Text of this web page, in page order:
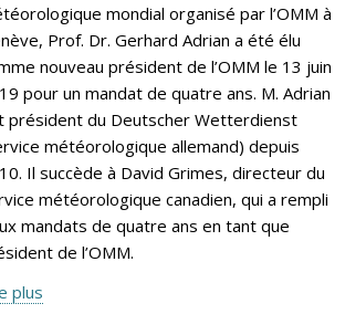
mondial organisé par l’OMM à
Prof. Dr. Gerhard Adrian a été élu
nouveau président de l’OMM le 13 juin
pour un mandat de quatre ans. M. Adrian
président du Deutscher Wetterdienst
météorologique allemand) depuis
Il succède à David Grimes, directeur du
météorologique canadien, qui a rempli
mandats de quatre ans en tant que
de l’OMM.
plus